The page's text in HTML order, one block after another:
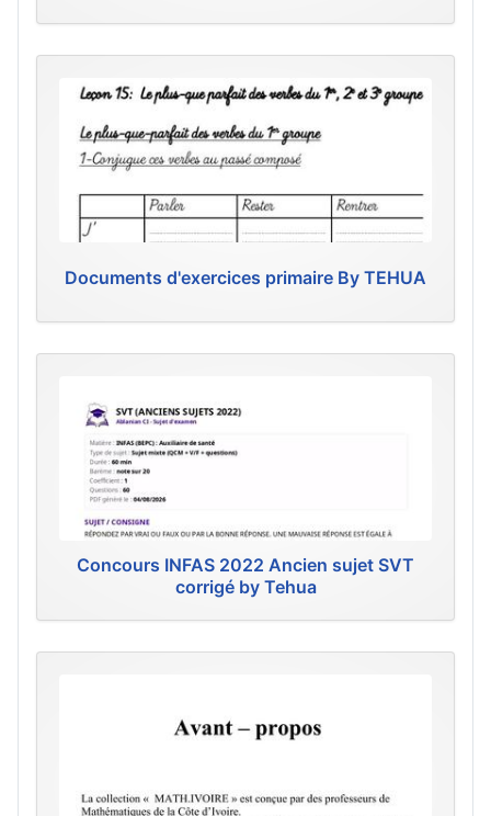
Documents d'exercices primaire By TEHUA
Concours INFAS 2022 Ancien sujet SVT
corrigé by Tehua